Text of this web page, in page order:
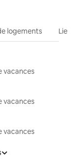
logements
vacances
vacances
vacances